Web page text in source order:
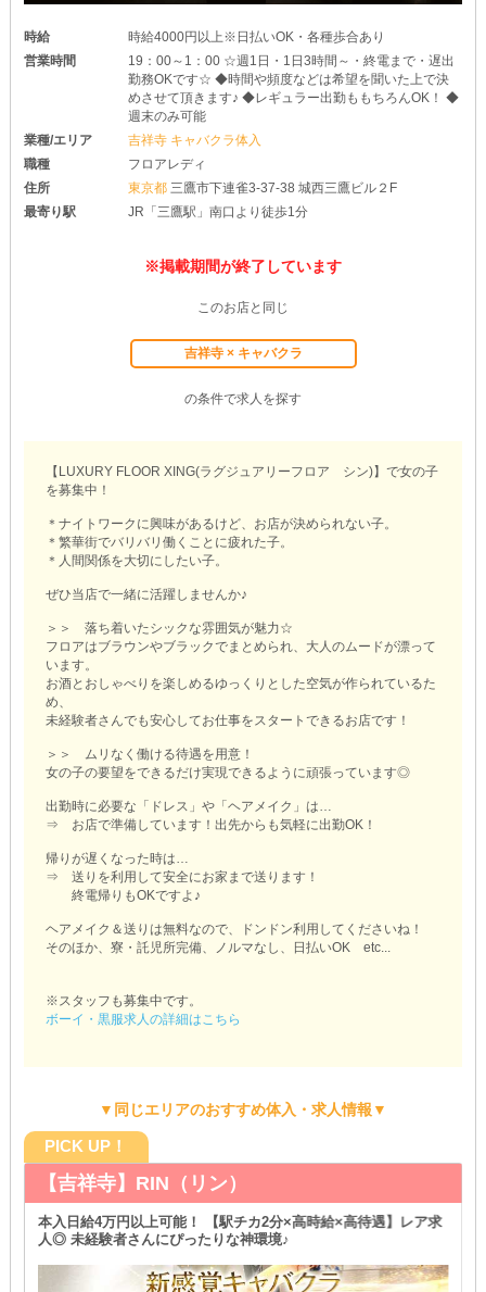
時給
時給4000円以上※日払いOK・各種歩合あり
営業時間
19：00～1：00 ☆週1日・1日3時間～・終電まで・遅出
勤務OKです☆ ◆時間や頻度などは希望を聞いた上で決
めさせて頂きます♪ ◆レギュラー出勤ももちろんOK！ ◆
週末のみ可能
業種/エリア
吉祥寺 キャバクラ体入
職種
フロアレディ
住所
東京都三鷹市下連雀3-37-38 城西三鷹ビル２F
最寄り駅
JR「三鷹駅」南口より徒歩1分
※掲載期間が終了しています
このお店と同じ
吉祥寺 × キャバクラ
の条件で求人を探す
【LUXURY FLOOR XING(ラグジュアリーフロア シン)】で女の子
を募集中！
＊ナイトワークに興味があるけど、お店が決められない子。
＊繁華街でバリバリ働くことに疲れた子。
＊人間関係を大切にしたい子。
ぜひ当店で一緒に活躍しませんか♪
＞＞ 落ち着いたシックな雰囲気が魅力☆
フロアはブラウンやブラックでまとめられ、大人のムードが漂って
います。
お酒とおしゃべりを楽しめるゆっくりとした空気が作られているた
め、
未経験者さんでも安心してお仕事をスタートできるお店です！
＞＞ ムリなく働ける待遇を用意！
女の子の要望をできるだけ実現できるように頑張っています◎
出勤時に必要な「ドレス」や「ヘアメイク」は…
⇒ お店で準備しています！出先からも気軽に出勤OK！
帰りが遅くなった時は…
⇒ 送りを利用して安全にお家まで送ります！
終電帰りもOKですよ♪
ヘアメイク＆送りは無料なので、ドンドン利用してくださいね！
そのほか、寮・託児所完備、ノルマなし、日払いOK etc...
※スタッフも募集中です。
ボーイ・黒服求人の詳細はこちら
▼同じエリアのおすすめ体入・求人情報▼
PICK UP！
【吉祥寺】RIN（リン）
本入日給4万円以上可能！ 【駅チカ2分×高時給×高待遇】レア求
人◎ 未経験者さんにぴったりな神環境♪